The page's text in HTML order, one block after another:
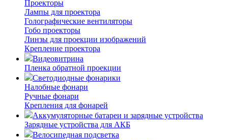
Проекторы
Лампы для проектора
Голографические вентиляторы
Гобо проекторы
Линзы для проекции изображений
Крепление проектора
Видеовитрина
Пленка обратной проекции
Светодиодные фонарики
Налобные фонари
Ручные фонари
Крепления для фонарей
Аккумуляторные батареи и зарядные устройства
Зарядные устройства для АКБ
Велосипедная подсветка